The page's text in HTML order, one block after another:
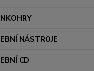
NÁSTROJE
CD